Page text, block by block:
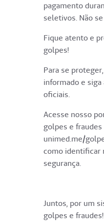
pagamento
seletivos. Não
Fique atento e
golpes!
Para se
informado e
oficiais.
Acesse nosso
golpes e fraudes
unimed.me/
como identificar
segurança.
Juntos, por um
golpes e fraudes!